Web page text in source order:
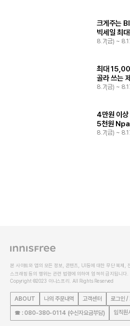
8.7(금) ~
크게주는
빅세일 최
8.7(금) ~
최대
골라 쓰는
8.7(금) ~
4만원 이상
5천원
본 사이트와 앱의 모든 정보, 콘텐츠, UI등에 대한 무단 복제,
스크래핑 등의 행위는 관련 법령에 의하여 엄격히 금지됩니다.
Copyright ©2023 이니스프리. All Rights Reserved
ABOUT 나의 주문내역 고객센터 로그인 /
☎ : 080-380-0114 (수신자요금부담) 임직원